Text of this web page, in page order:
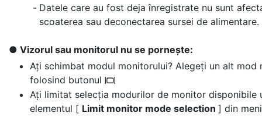
Datele care au fost deja înregistrate nu sunt
scoaterea sau deconectarea sursei de alimentare.
Vizorul sau monitorul nu se pornește:
Ați schimbat modul monitorului? Alegeți un alt mod
folosind butonul M
Ați limitat selecția modurilor de monitor disponibile
elementul [ Limit monitor mode selection ] din